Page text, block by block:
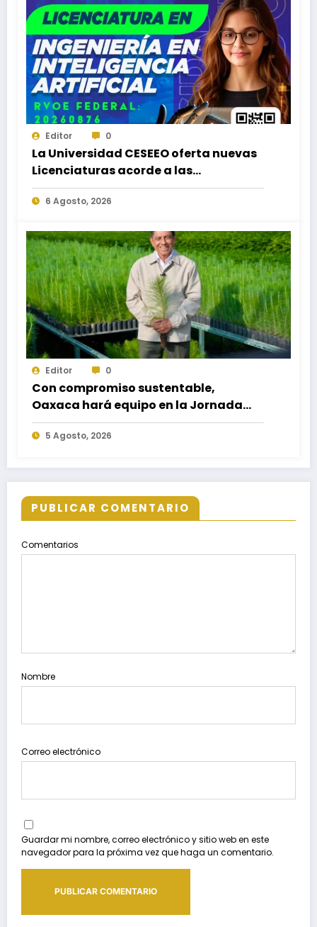
Editor 0
La Universidad CESEEO oferta nuevas
Licenciaturas acorde a las
necesidades educativas de los
egresados de escuelas del nivel medio
6 Agosto, 2026
Editor 0
Con compromiso sustentable,
Oaxaca hará equipo en la Jornada
Nacional de Reforestación 2026
5 Agosto, 2026
PUBLICAR COMENTARIO
Comentarios
Nombre
Correo electrónico
Guardar mi nombre, correo electrónico y sitio web en este
navegador para la próxima vez que haga un comentario.